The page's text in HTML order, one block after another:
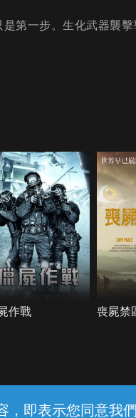
即表示您同意我
第一步。生化武器襲
作戰 喪屍禁